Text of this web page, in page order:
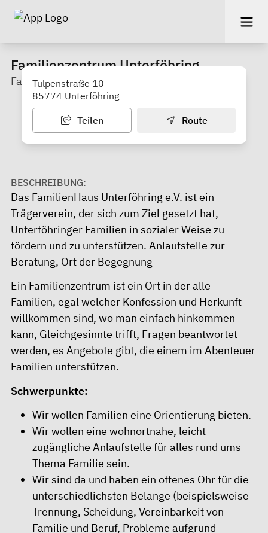
Familienzentrum Unterföhring
Familienhaus Unterföhring e.V.
Tulpenstraße 10
85774 Unterföhring
Teilen Route
BESCHREIBUNG:
Das FamilienHaus Unterföhring e.V. ist ein
Trägerverein, der sich zum Ziel gesetzt hat,
Unterföhringer Familien in sozialer Weise zu
fördern und zu unterstützen. Anlaufstelle zur
Beratung, Ort der Begegnung
Ein Familienzentrum ist ein Ort in der alle
Familien, egal welcher Konfession und Herkunft
willkommen sind, wo man einfach hinkommen
kann, Gleichgesinnte trifft, Fragen beantwortet
werden, es Angebote gibt, die einem im Abenteuer
Familien unterstützen.
Schwerpunkte:
Wir wollen Familien eine Orientierung bieten.
Wir wollen eine wohnortnahe, leicht
zugängliche Anlaufstelle für alles rund ums
Thema Familie sein.
Wir sind da und haben ein offenes Ohr für die
unterschiedlichsten Belange (beispielsweise
Trennung, Scheidung, Vereinbarkeit von
Familie und Beruf, Probleme aufgrund